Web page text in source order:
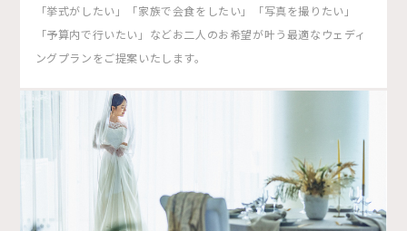
「挙式がしたい」「家族で会食をしたい」「写真を撮りたい」
「予算内で行いたい」などお二人のお希望が叶う最適なウェディ
ングプランをご提案いたします。